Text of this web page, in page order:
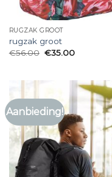
RUGZAK GROOT
rugzak groot
€56.00 €35.00
Aanbieding!